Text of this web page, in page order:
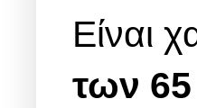
Είναι
των 65